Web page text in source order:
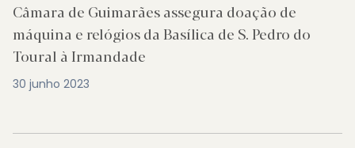
Câmara de Guimarães assegura doação de
máquina e relógios da Basílica de S. Pedro do
Toural à Irmandade
30 junho 2023